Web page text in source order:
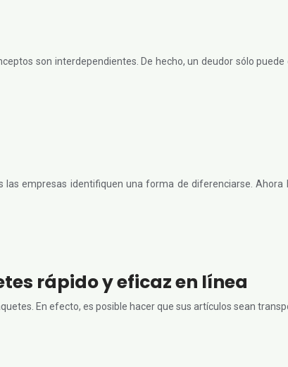
son interdependientes. De hecho, un deudor sólo
empresas identifiquen una forma de diferenciarse.
rápido y eficaz en línea
En efecto, es posible hacer que sus artículos sean